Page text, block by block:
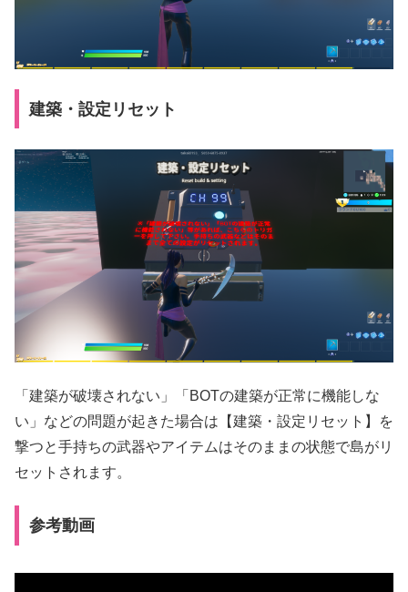
建築・設定リセット
「建築が破壊されない」「BOTの建築が正常に機能しな
い」などの問題が起きた場合は【建築・設定リセット】を
撃つと手持ちの武器やアイテムはそのままの状態で島がリ
セットされます。
参考動画